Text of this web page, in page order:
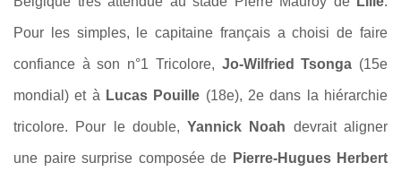
Pour les simples, le capitaine français a choisi de faire
confiance à son n°1 Tricolore, Jo-Wilfried Tsonga (15e
mondial) et à Lucas Pouille (18e), 2e dans la hiérarchie
tricolore. Pour le double,Yannick Noah devrait aligner
une paire surprise composée de Pierre-Hugues Herbert